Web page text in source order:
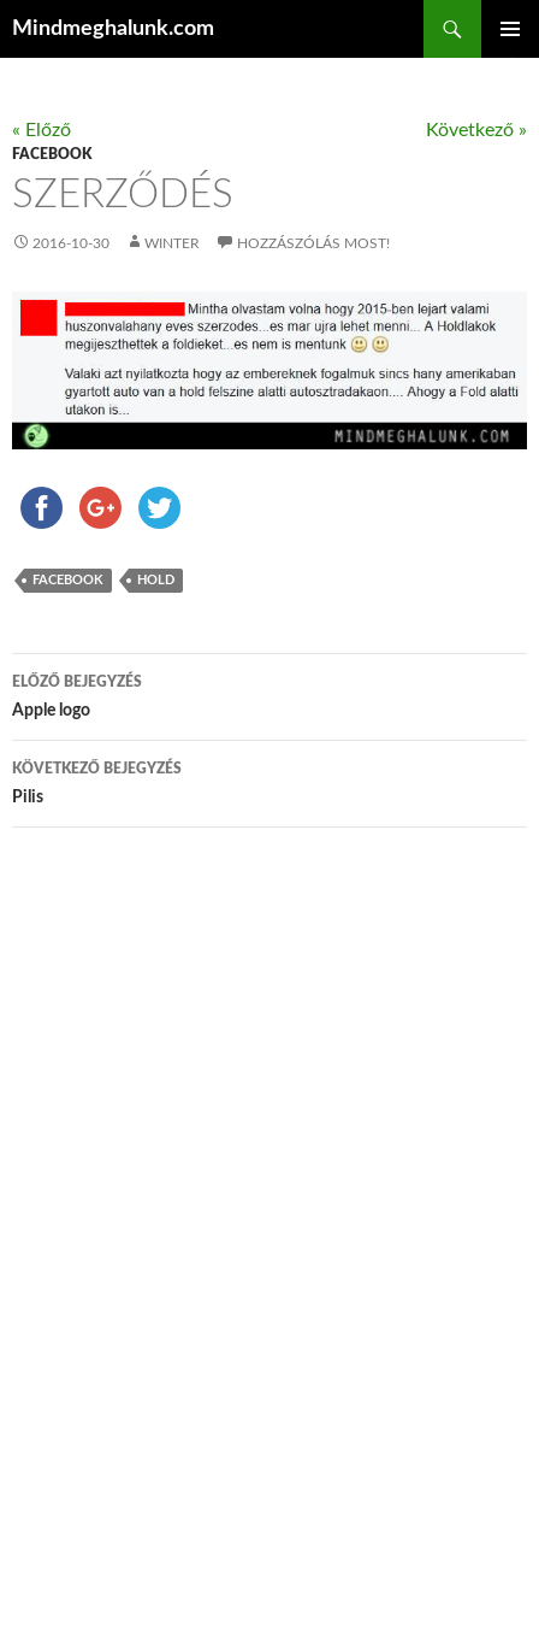
Mindmeghalunk.com
« Előző Következő »
FACEBOOK
SZERZŐDÉS
2016-10-30 WINTER HOZZÁSZÓLÁS MOST!
FACEBOOK HOLD
Bejegyzés navigáció
ELŐZŐ BEJEGYZÉS
Apple logo
KÖVETKEZŐ BEJEGYZÉS
Pilis